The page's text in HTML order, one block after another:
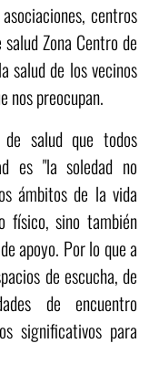
centros
Zona Centro de
salud de los vecinos
nos preocupan.
salud que todos
es "la soledad no
ámbitos de la vida
físico, sino también
apoyo. Por lo que a
de escucha, de
de encuentro
significativos para